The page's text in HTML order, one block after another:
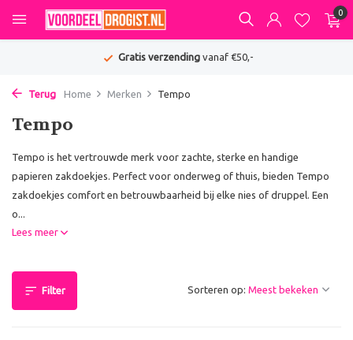
0
Gratis verzendingvanaf €50,-
Terug Home Merken Tempo
Tempo
Tempo is het vertrouwde merk voor zachte, sterke en handige
papieren zakdoekjes. Perfect voor onderweg of thuis, bieden Tempo
zakdoekjes comfort en betrouwbaarheid bij elke nies of druppel. Een
o...
Lees meer
Filter Sorteren op: